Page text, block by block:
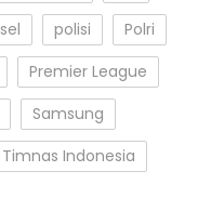
polisi
Polri
Premier League
Samsung
Timnas Indonesia